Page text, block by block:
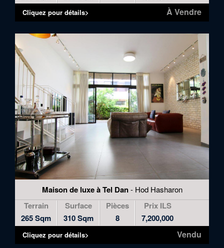
À Vendre
Cliquez pour détails>
Maison de luxe à Tel Dan- Hod Hasharon
Terrain
265 Sqm
Surface
310 Sqm
Pièces
8
Prix ILS
7,200,000
Vendu
Cliquez pour détails>